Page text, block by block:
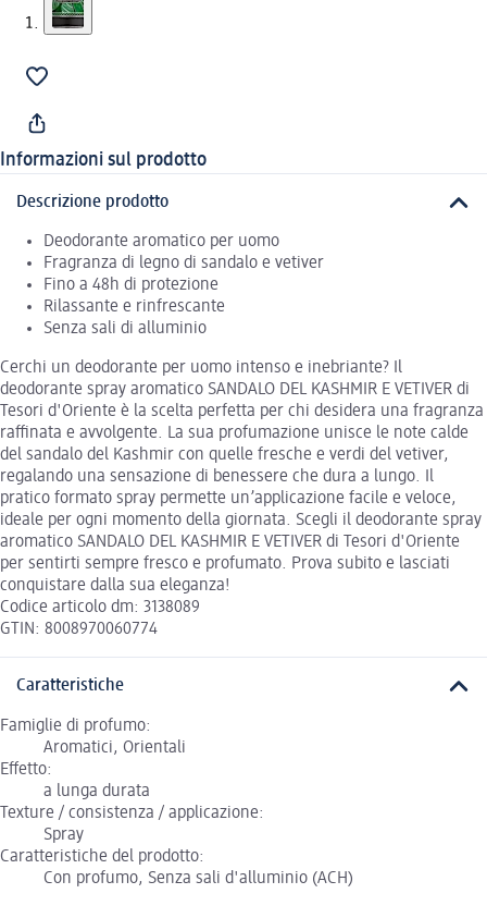
Informazioni sul prodotto
Descrizione prodotto
Deodorante aromatico per uomo
Fragranza di legno di sandalo e vetiver
Fino a 48h di protezione
Rilassante e rinfrescante
Senza sali di alluminio
Cerchi un deodorante per uomo intenso e inebriante? Il
deodorante spray aromatico SANDALO DEL KASHMIR E VETIVER di
Tesori d'Oriente è la scelta perfetta per chi desidera una fragranza
raffinata e avvolgente. La sua profumazione unisce le note calde
del sandalo del Kashmir con quelle fresche e verdi del vetiver,
regalando una sensazione di benessere che dura a lungo. Il
pratico formato spray permette un’applicazione facile e veloce,
ideale per ogni momento della giornata. Scegli il deodorante spray
aromatico SANDALO DEL KASHMIR E VETIVER di Tesori d'Oriente
per sentirti sempre fresco e profumato. Prova subito e lasciati
conquistare dalla sua eleganza!
Codice articolo dm: 3138089
GTIN: 8008970060774
Caratteristiche
Famiglie di profumo:
Aromatici, Orientali
Effetto:
a lunga durata
Texture / consistenza / applicazione:
Spray
Caratteristiche del prodotto:
Con profumo, Senza sali d'alluminio (ACH)